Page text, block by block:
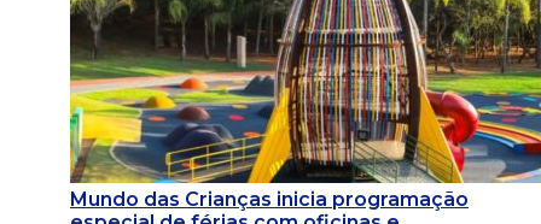
Mundo das Crianças inicia programação